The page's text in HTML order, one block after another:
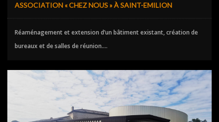
ASSOCIATION « CHEZ NOUS » À SAINT-EMILION
Réaménagement et extension d’un bâtiment existant, création de
bureaux et de salles de réunion....